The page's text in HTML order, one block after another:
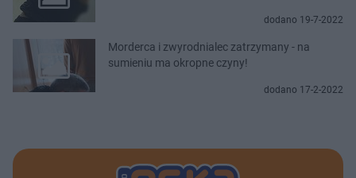
dodano 19-7-2022
Morderca i zwyrodnialec zatrzymany - na
sumieniu ma okropne czyny!
dodano 17-2-2022